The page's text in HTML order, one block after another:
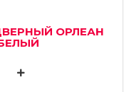
ОРЛЕАН